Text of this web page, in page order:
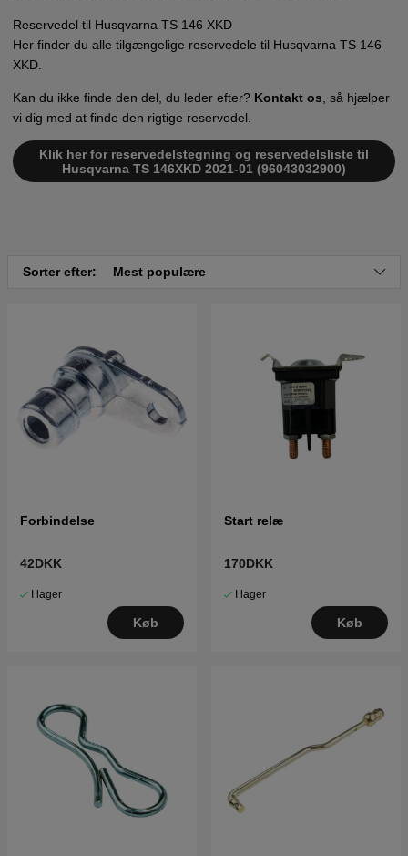
Reservedel til Husqvarna TS 146 XKD
Her finder du alle tilgængelige reservedele til Husqvarna TS 146
XKD.
Kan du ikke finde den del, du leder efter? Kontakt os , så hjælper
vi dig med at finde den rigtige reservedel.
Klik her for reservedelstegning og reservedelsliste til
Husqvarna TS 146XKD 2021-01 (96043032900)
Sorter efter: Mest populære
Forbindelse
42DKK
I lager
Køb
Start relæ
170DKK
I lager
Køb